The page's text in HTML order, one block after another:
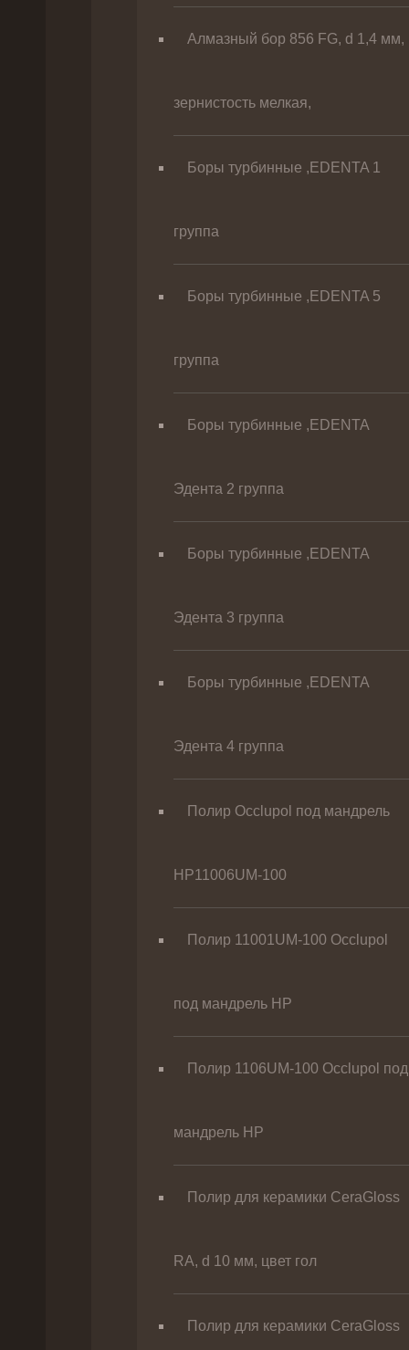
Алмазный бор 856 FG, d 1,4 мм,
зернистость мелкая,
Боры турбинные ,EDENTA 1
группа
Боры турбинные ,EDENTA 5
группа
Боры турбинные ,EDENTA
Эдента 2 группа
Боры турбинные ,EDENTA
Эдента 3 группа
Боры турбинные ,EDENTA
Эдента 4 группа
Полир Occlupol под мандрель
HP11006UM-100
Полир 11001UM-100 Occlupol
под мандрель HP
Полир 1106UM-100 Occlupol под
мандрель HP
Полир для керамики CeraGloss
RA, d 10 мм, цвет гол
Полир для керамики CeraGloss